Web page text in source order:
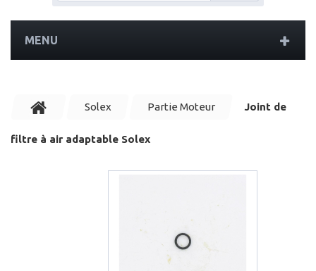
MENU
Solex Partie Moteur Joint de
filtre à air adaptable Solex